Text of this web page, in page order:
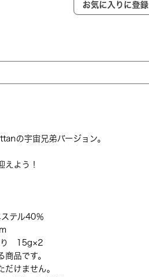
お気に入りに登録
の宇宙兄弟バージョン。
えよう！
テル40％
り 15g×2
品です。
だけません。